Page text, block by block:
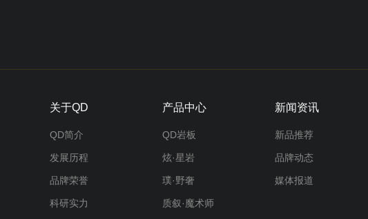
关于QD
QD简介
发展历程
品牌荣誉
科研实力
产品中心
QD岩板
炫·星岩
璞·野奢
质叙·魔术师
新闻资讯
新品推荐
品牌动态
媒体报道